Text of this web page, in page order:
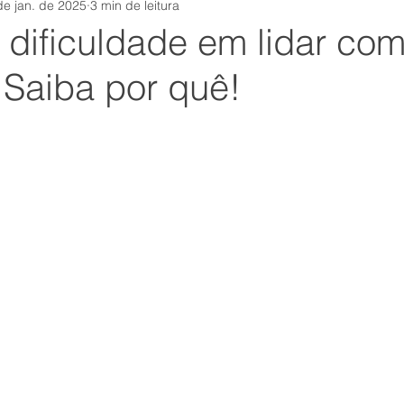
Equipe institutosensum
covid autoconsciência rh
dificuldade em lidar com
por quê!
jan. de 2025 3 min de leitura